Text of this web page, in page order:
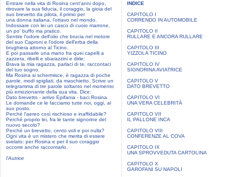
Entrare nella vita di Rosina cent'anni dopo,
ritrovare la sua fiducia, il coraggio, la gioia del
suo brevetto da pilota, il primo per
una donna italiana, l'ottavo nel mondo.
Indossare con lei un casco di cuoio marrone,
un po' buffo ma pratico.
Sentire l'odore dell'olio che brucia nel motore
del suo Caproni e l'odore dell'erba della
brughiera attorno al Ticino.
E poi passarle una mano fra quei capelli a
zazzera, ribelli e sbarazzini e dirle:
Brava la mia ragazza, parlaci di te, raccontaci
del tuo sogno.
Ma Rosina si schermisce, è ragazza di poche
parole, modi spigliati, da maschietto. Scrive un
telegramma di tre parole soltanto nel momento
più emozionante della sua vita. Dice:
Dato brevetto - arrivo Epifania - baci Rosina.
Le domande ce le facciamo tutte noi, oggi, al
suo posto.
Perché l'aereo così rischioso e inaffidabile?
Perché proprio lei, fra le tante signorine del
nuovo secolo?
Perché un brevetto, cento voli e poi nulla?
Ogni vita è un mistero che merita di essere
svelato: per Rosina e per il suo coraggio
occorre anche raccontarlo.
l'Autrice
INDICE
CAPITOLO I
CORRENDO IN AUTOMOBILE
CAPITOLO II
RULLARE E ANCORA RULLARE
CAPITOLO III
YIZZOLA TICINO
CAPITOLO IV
SIGNORINA AVIATRICE
CAPITOLO V
DATO BREVETTO
CAPITOLO VI
UNA VERA CELEBRITÀ
CAPITOLO VII
IL PALLONE INCA
CAPITOLO VIII
CONFERENZE AL COVA
CAPITOLO IX
UNA SPROVVEDUTA CARTOLINA
CAPITOLO X
GAROFANI SU NAPOLI